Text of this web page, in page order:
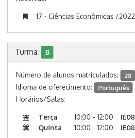
17 - Ciências Econômicas /2022
Turma: B
Número de alunos matriculados: 28
Idioma de oferecimento: Português
Horários/Salas:
Terça 10:00 - 12:00
IE08
Quinta
10:00 - 12:00
IE08